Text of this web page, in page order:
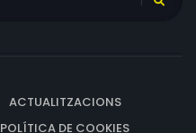
ACTUALITZACIONS
POLÍTICA DE COOKIES